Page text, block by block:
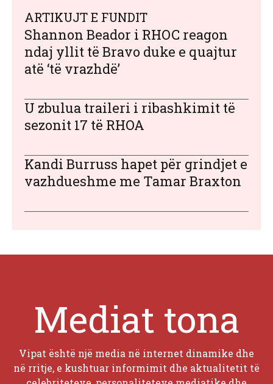
ARTIKUJT E FUNDIT
Shannon Beador i RHOC reagon
ndaj yllit të Bravo duke e quajtur
atë ‘të vrazhdë’
U zbulua traileri i ribashkimit të
sezonit 17 të RHOA
Kandi Burruss hapet për grindjet e
vazhdueshme me Tamar Braxton
Mediat tona
Vipat është një media në internet dinamike dhe
në rritje, e kushtuar informimit dhe aktualitetit të